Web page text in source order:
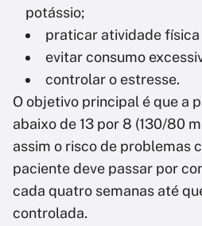
potássio;
praticar atividade
evitar consumo
controlar o estresse.
O objetivo principal é que a
abaixo de 13 por 8 (130/80
assim o risco de problemas
paciente deve passar por
cada quatro semanas até
controlada.